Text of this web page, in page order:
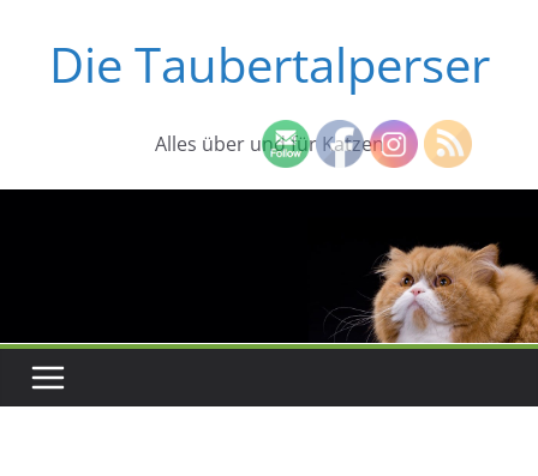
springenDie Taubertalperser
Alles über und für Katzen